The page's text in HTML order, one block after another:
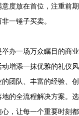
意度放在首位，注重前期
一锤子买卖。
办一场万众瞩目的商业
增添一抹优雅的礼仪风
团队、丰富的经验、创
的全流程解决方案。选
，让每一个重要时刻都